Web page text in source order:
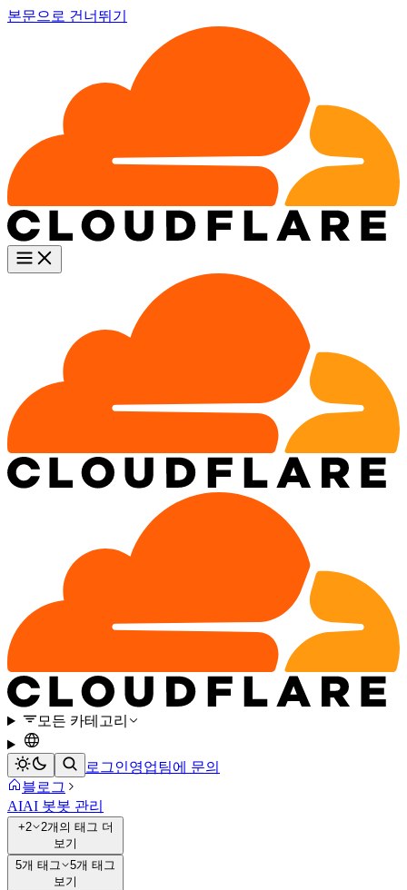
본문으로 건너뛰기
모든 카테고리
로그인영업팀에 문의
블로그
AIAI 봇봇 관리
+2
2개의 태그 더
보기
5개 태그
5개 태그
보기